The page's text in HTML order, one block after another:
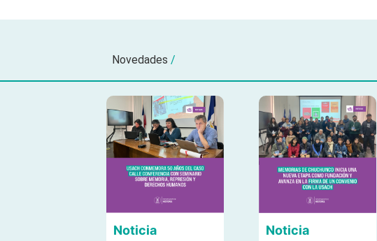
Novedades /
Noticia Noticia